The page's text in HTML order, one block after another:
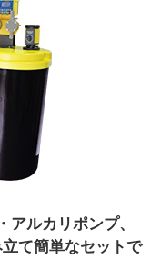
ルカリポンプ、
て簡単なセットで